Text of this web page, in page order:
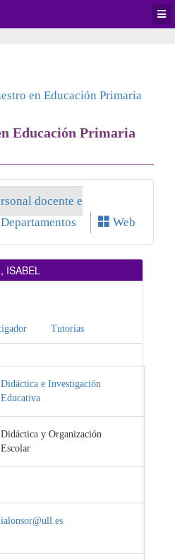
en Educación Primaria
Educación Primaria
docente e
Departamentos Web
ISABEL
Tutorías
Didáctica e Investigación
Educativa
Didáctica y Organización
Escolar
ialonsor@ull.es